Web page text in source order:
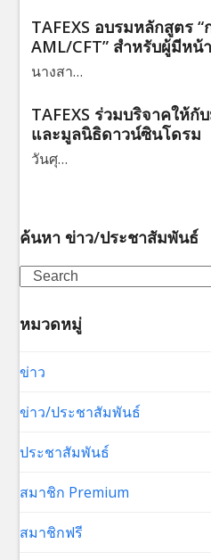
TAFEXS อบรมหลักสูตร
AML/CFT” สำหรับผู้มีหน้
นางสา…
TAFEXS ร่วมบริจาคให้กั
และมูลนิธิดาวน์ซินโดรม
วันศุ…
ค้นหา ข่าว/ประชาสัมพันธ์
Search
หมวดหมู่
ข่าว
ข่าว/ประชาสัมพันธ์
ประชาสัมพันธ์
สมาชิก Premium
สมาชิกฟรี